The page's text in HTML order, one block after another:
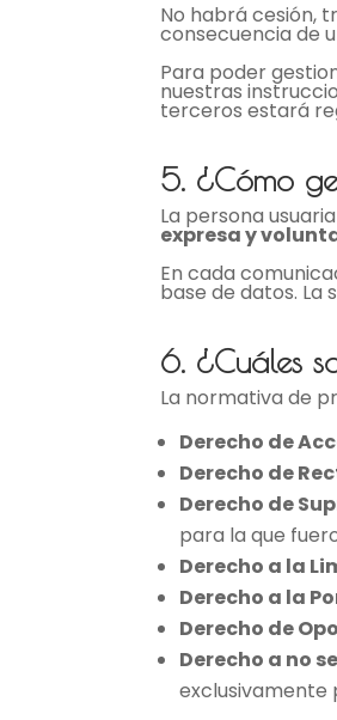
No habrá cesión,
consecuencia de
Para poder
nuestras
terceros estará
5. ¿Cómo
La persona
expresa y
En cada
base de datos. La
6. ¿Cuáles
La normativa de
Derecho de
Derecho de
Derecho de
para la que
Derecho a la
Derecho a la
Derecho de
Derecho a no
exclusivamente